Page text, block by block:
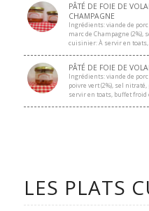
PÂTÉ DE FOIE DE
CHAMPAGNE
Ingrédients: viande de porc
marc de Champagne
cuisinier: À servir en
PÂTÉ DE FOIE DE
Ingrédients: viande de porc
poivre vert (2%), sel
servir en toats, buffet froid
LES PLATS